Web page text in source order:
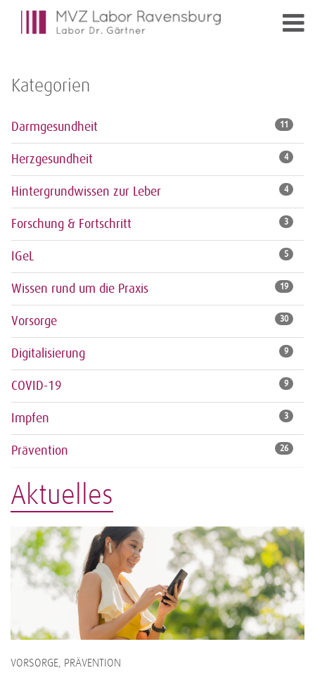
Kategorien
Darmgesundheit 11
Herzgesundheit 4
Hintergrundwissen zur Leber 4
Forschung & Fortschritt 3
IGeL 5
Wissen rund um die Praxis 19
Vorsorge 30
Digitalisierung 9
COVID-19 9
Impfen 3
Prävention 26
Aktuelles
VORSORGE, PRÄVENTION